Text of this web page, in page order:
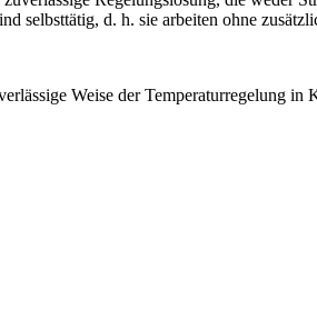
selbsttätig, d. h. sie arbeiten ohne
Weise der Temperaturregelung